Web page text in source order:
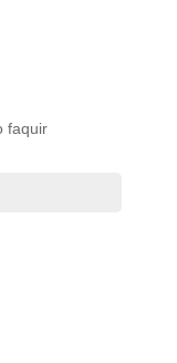
faquir